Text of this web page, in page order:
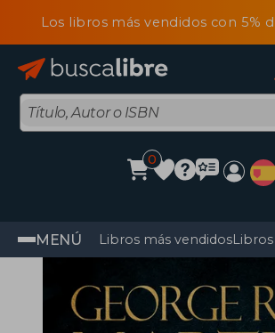
Los libros más vendidos con 5%
0
MENÚ Libros más vendidos